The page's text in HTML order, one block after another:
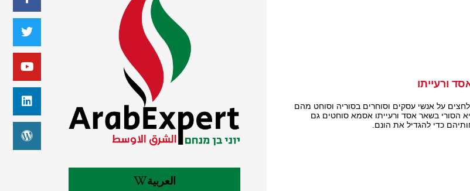
ורעייתו
על אנשי עסקים וסוחרים בסוריה וסוחט מהם
הסורי בשאר אסד ורעייתו אסמא סוחטים גם
כדי להגדיל את הונם.
العربية